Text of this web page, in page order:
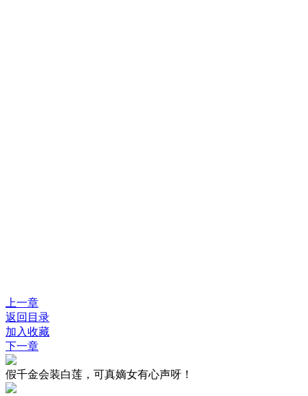
上一章
返回目录
加入收藏
下一章
假千金会装白莲，可真嫡女有心声呀！